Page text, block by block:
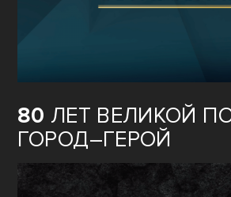
80 ЛЕТ ВЕЛИКОЙ
ГОРОД–ГЕРОЙ